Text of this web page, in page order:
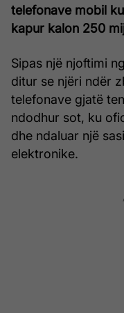
telefonave mobil
kapur kalon 250
Sipas një njoftimi
ditur se njëri ndër
telefonave gjatë
ndodhur sot, ku
dhe ndaluar një
elektronike.